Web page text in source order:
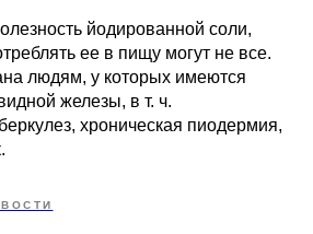
йодированной соли,
ее в пищу могут не все.
людям, у которых имеются
железы, в т. ч.
хроническая пиодермия,